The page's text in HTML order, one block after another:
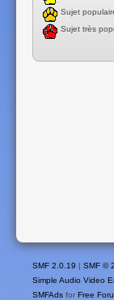
Sujet
Sujet très
SMF 2.0.19 | SMF ©
Simple Audio Video
SMFAds for Free